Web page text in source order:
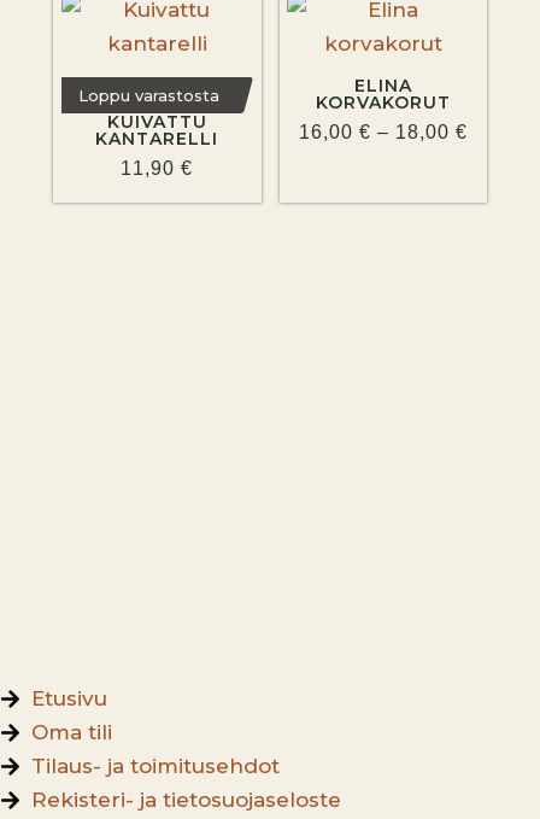
Loppu varastosta
KUIVATTU
KANTARELLI
11,90€
ELINA
KORVAKORUT
16,00 € – 18,00 €
Etusivu
Oma tili
Tilaus- ja toimitusehdot
Rekisteri- ja tietosuojaseloste